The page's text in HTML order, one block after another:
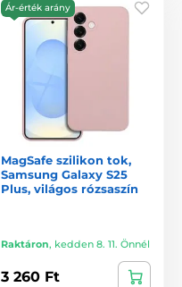
Ár-érték arány
MagSafe szilikon tok,
Samsung Galaxy S25
Plus, világos rózsaszín
Raktáron, kedden 8. 11. Önnél
3 260 Ft